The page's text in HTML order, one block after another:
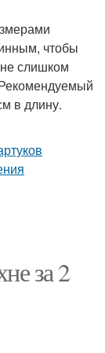
чтобы
слишком
в длину.
за 2